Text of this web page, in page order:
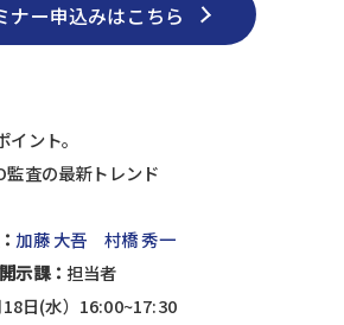
ナー申込みはこちら
ント。
査の最新トレンド
加藤 大吾
村橋 秀一
示課： 担当者
日(水）16:00~17:30